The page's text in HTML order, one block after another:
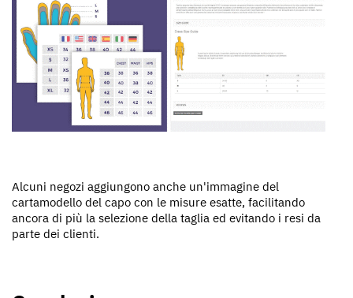
Alcuni negozi aggiungono anche un'immagine del
cartamodello del capo con le misure esatte, facilitando
ancora di più la selezione della taglia ed evitando i resi da
parte dei clienti.